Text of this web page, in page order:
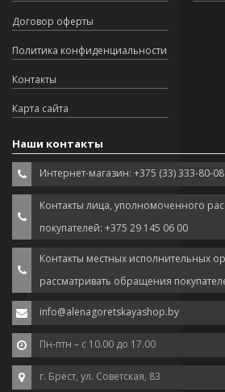
Договор оферты
Политика конфиденциальности
Контакты
Карта сайта
Наши контакты
Интернет-магазин: +375 (33) 333-80-08
Контакты лица, уполномоченного
покупателей: +375 29 145 06 00
Контакты местных исполнительных
рассматривать обращения
info@alenagoretskayashop.by
Пн-птн – с 10.00 до 17.00
г. Брест, ул. Советская, 83